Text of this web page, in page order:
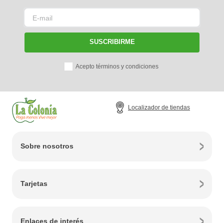
SUSCRIBIRME
Acepto términos y condiciones
Localizador de tiendas
Sobre nosotros
Tarjetas
Enlaces de interés